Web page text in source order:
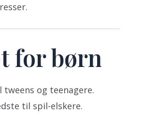
for børn
tweens og teenagere.
til spil-elskere.